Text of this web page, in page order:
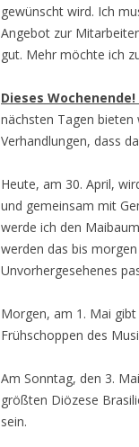
gewünscht wird. Ich
Angebot zur
gut. Mehr möchte ich
Dieses Wochenende!
nächsten Tagen bieten
Verhandlungen, dass
Heute, am 30. April,
und gemeinsam mit
werde ich den
werden das bis
Unvorhergesehenes
Morgen, am 1. Mai
Frühschoppen des
Am Sonntag, den 3.
größten Diözese
sein.